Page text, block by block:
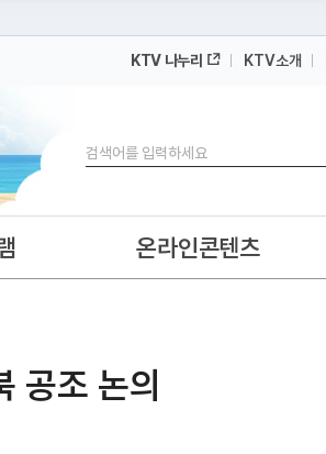
KTV 나누리 KTV소개
검색
온라인콘텐츠
공조 논의